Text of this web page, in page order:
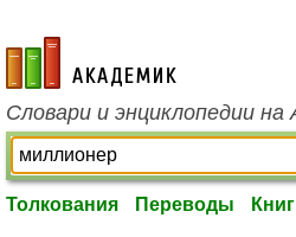
academic.ru
Словари и энциклопедии на
Толкования Переводы